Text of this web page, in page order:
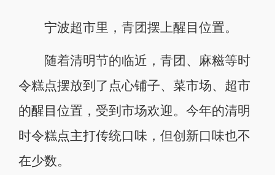
宁波超市里，青团摆上醒目位置。
随着清明节的临近，青团、麻糍等时
令糕点摆放到了点心铺子、菜市场、超市
的醒目位置，受到市场欢迎。今年的清明
时令糕点主打传统口味，但创新口味也不
在少数。